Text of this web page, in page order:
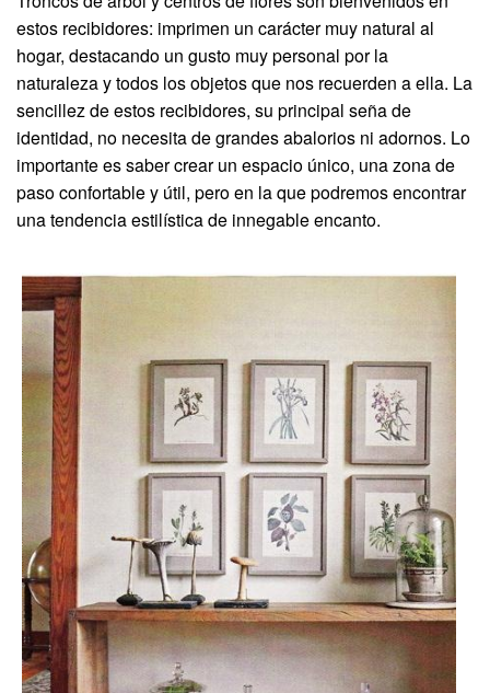
estos recibidores: imprimen un carácter muy natural al
hogar, destacando un gusto muy personal por la
naturaleza y todos los objetos que nos recuerden a ella. La
sencillez de estos recibidores, su principal seña de
identidad, no necesita de grandes abalorios ni adornos. Lo
importante es saber crear un espacio único, una zona de
paso confortable y útil, pero en la que podremos encontrar
una tendencia estilística de innegable encanto.